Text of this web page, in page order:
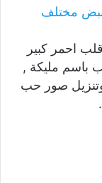
مختلف
احمر كبير
باسم مليكة ,
صور حب